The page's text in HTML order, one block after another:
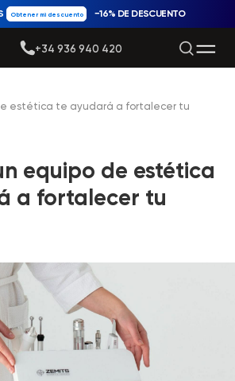
Obtener mi descuento −16% DE DESCUENTO
+34 936 940 420
estética te ayudará a fortalecer tu
equipo de estética
a fortalecer tu